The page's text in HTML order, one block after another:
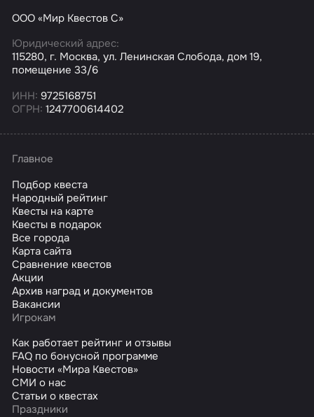
ООО «Мир Квестов С»
Юридический адрес:
115280, г. Москва, ул. Ленинская Слобода, дом 19,
помещение 33/6
ИНН: 9725168751
ОГРН: 1247700614402
Главное
Подбор квеста
Народный рейтинг
Квесты на карте
Квесты в подарок
Все города
Карта сайта
Сравнение квестов
Акции
Архив наград и документов
Вакансии
Игрокам
Как работает рейтинг и отзывы
FAQ по бонусной программе
Новости «Мира Квестов»
СМИ о нас
Статьи о квестах
Праздники